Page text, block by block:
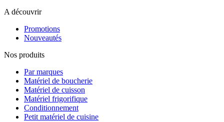
A découvrir
Promotions
Nouveautés
Nos produits
Par marques
Matériel de boucherie
Matériel de cuisson
Matériel frigorifique
Conditionnement
Petit matériel de cuisine